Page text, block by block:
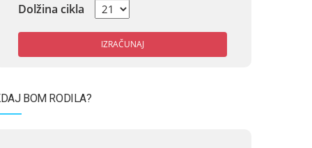
Dolžina cikla
IZRAČUNAJ
BOM RODILA?